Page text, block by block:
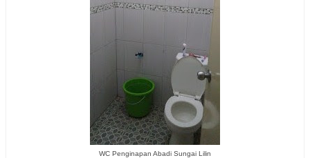
WC Penginapan Abadi Sungai Lilin